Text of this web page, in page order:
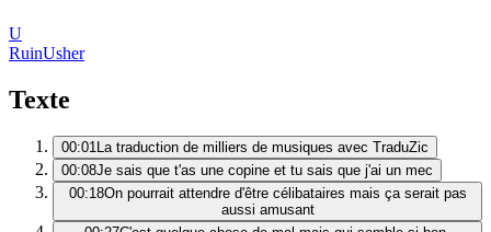
U
RuinUsher
Texte
00:01La traduction de milliers de musiques avec TraduZic
00:08Je sais que t'as une copine et tu sais que j'ai un mec
00:18On pourrait attendre d'être célibataires mais ça serait pas
aussi amusant